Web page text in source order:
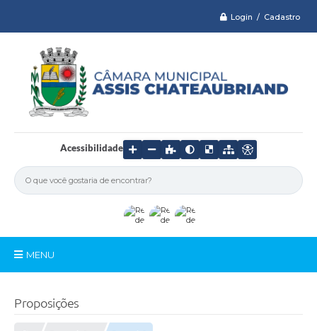
Login / Cadastro
Acessibilidade
MENU
Proposições